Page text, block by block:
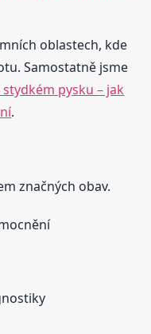
oblastech, kde
Samostatně jsme
pysku – jak
.
značných obav.